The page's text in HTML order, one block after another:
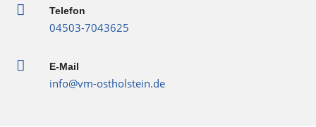
 Telefon
04503-7043625
 E-Mail
info@vm-ostholstein.de